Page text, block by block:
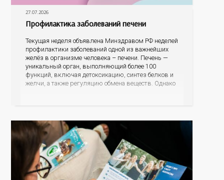
27.07.2026
Профилактика заболеваний печени
Текущая неделя объявлена Минздравом РФ неделей
профилактики заболеваний одной из важнейших
желёз в организме человека – печени. Печень —
уникальный орган, выполняющий более 100
функций, включая детоксикацию, синтез белков и
желчи, а также регуляцию обмена веществ. Однако